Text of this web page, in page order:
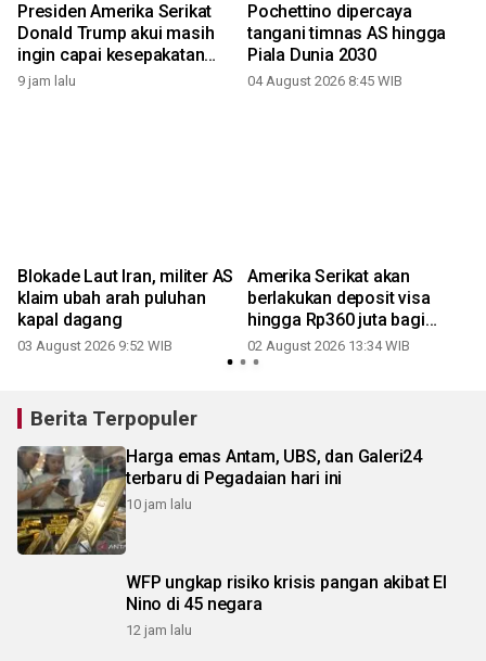
Presiden Amerika Serikat
Donald Trump akui masih
ingin capai kesepakatan
dengan Iran
9 jam lalu
Pochettino dipercaya
tangani timnas AS hingga
Piala Dunia 2030
04 August 2026 8:45 WIB
Blokade Laut Iran, militer AS
klaim ubah arah puluhan
kapal dagang
03 August 2026 9:52 WIB
Amerika Serikat akan
berlakukan deposit visa
hingga Rp360 juta bagi
warga dari 50 negara
02 August 2026 13:34 WIB
Berita Terpopuler
Harga emas Antam, UBS, dan Galeri24
terbaru di Pegadaian hari ini
10 jam lalu
WFP ungkap risiko krisis pangan akibat El
Nino di 45 negara
12 jam lalu